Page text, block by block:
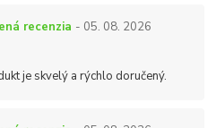
recenzia - 05. 08. 2026
je skvelý a rýchlo doručený.